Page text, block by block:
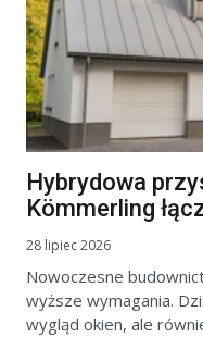
Hybrydowa
Kömmerling
28 lipiec 2026
Nowoczesne
wyższe wymagania.
wygląd okien, ale